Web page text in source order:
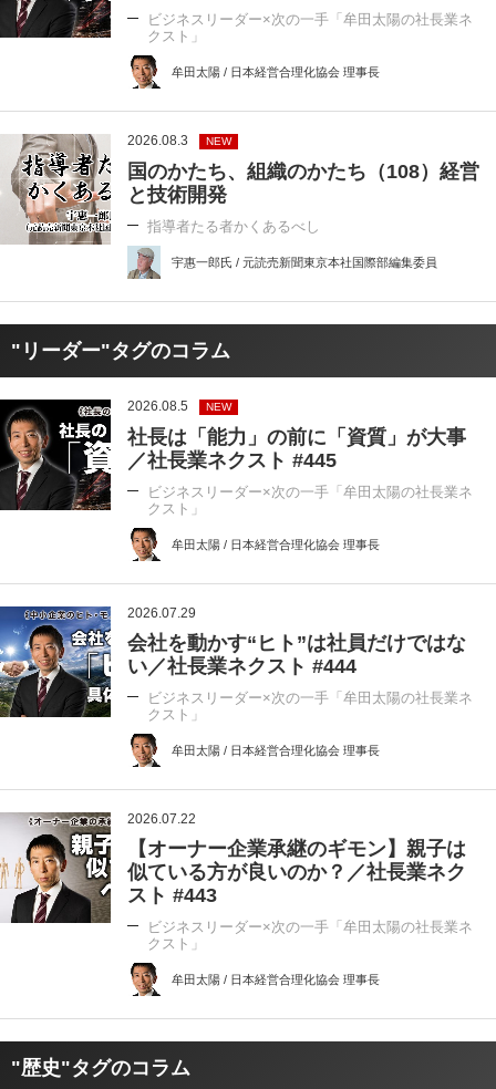
ビジネスリーダー×次の一手「牟田太陽の社長業ネ
クスト」
牟田太陽 / 日本経営合理化協会 理事長
2026.08.3 NEW
国のかたち、組織のかたち（108）経営
と技術開発
指導者たる者かくあるべし
宇惠一郎氏 / 元読売新聞東京本社国際部編集委員
"リーダー"タグのコラム
2026.08.5 NEW
社長は「能力」の前に「資質」が大事
／社長業ネクスト #445
ビジネスリーダー×次の一手「牟田太陽の社長業ネ
クスト」
牟田太陽 / 日本経営合理化協会 理事長
2026.07.29
会社を動かす“ヒト”は社員だけではな
い／社長業ネクスト #444
ビジネスリーダー×次の一手「牟田太陽の社長業ネ
クスト」
牟田太陽 / 日本経営合理化協会 理事長
2026.07.22
【オーナー企業承継のギモン】親子は
似ている方が良いのか？／社長業ネク
スト #443
ビジネスリーダー×次の一手「牟田太陽の社長業ネ
クスト」
牟田太陽 / 日本経営合理化協会 理事長
"歴史"タグのコラム